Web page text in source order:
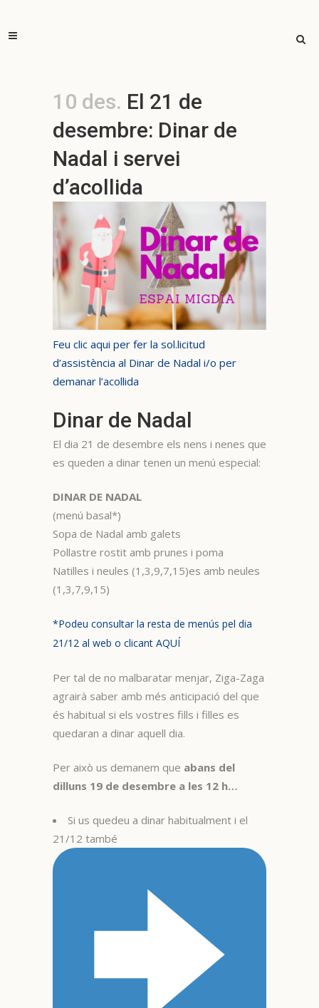
10 des. El 21 de
desembre: Dinar de
Nadal i servei
d’acollida
Feu clic aqui per fer la sol.licitud
d’assistència al Dinar de Nadal i/o per
demanar l’acollida
Dinar de Nadal
El dia 21 de desembre els nens i nenes que
es queden a dinar tenen un menú especial:
DINAR DE NADAL
(menú basal*)
Sopa de Nadal amb galets
Pollastre rostit amb prunes i poma
Natilles i neules (1,3,9,7,15)es amb neules
(1,3,7,9,15)
*Podeu consultar la resta de menús pel dia
21/12 al web o clicant AQUÍ
Per tal de no malbaratar menjar, Ziga-Zaga
agrairà saber amb més anticipació del que
és habitual si els vostres fills i filles es
quedaran a dinar aquell dia.
Per això us demanem que abans del
dilluns 19 de desembre a les 12 h…
Si us quedeu a dinar habitualment i el
21/12 també